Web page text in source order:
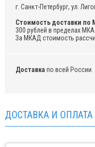
г. Санкт-Петербург, ул.
Стоимость доставки по
300 рублей в пределах
За МКАД стоимость
Доставка по всей России.
ДОСТАВКА И ОПЛАТА